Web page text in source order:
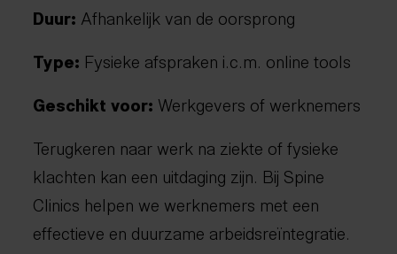
Duur: Afhankelijk van de oorsprong
Type: Fysieke afspraken i.c.m. online tools
Geschikt voor: Werkgevers of werknemers
Terugkeren naar werk na ziekte of fysieke
klachten kan een uitdaging zijn. Bij Spine
Clinics helpen we werknemers met een
effectieve en duurzame arbeidsreïntegratie.